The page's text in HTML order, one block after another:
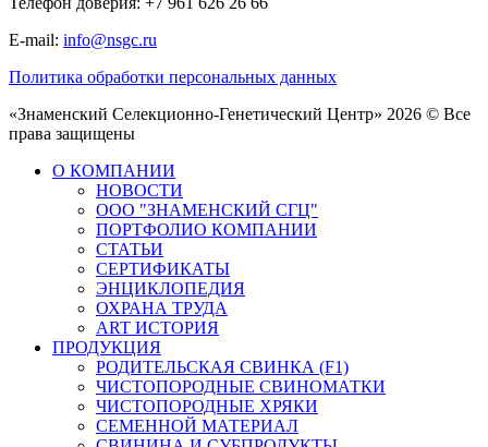
E-mail: info@nsgc.ru
Политика обработки персональных данных
«Знаменский Селекционно-Генетический Центр» 2026 © Все
права защищены
О КОМПАНИИ
НОВОСТИ
ООО "ЗНАМЕНСКИЙ СГЦ"
ПОРТФОЛИО КОМПАНИИ
СТАТЬИ
СЕРТИФИКАТЫ
ЭНЦИКЛОПЕДИЯ
ОХРАНА ТРУДА
ART ИСТОРИЯ
ПРОДУКЦИЯ
РОДИТЕЛЬСКАЯ СВИНКА (F1)
ЧИСТОПОРОДНЫЕ СВИНОМАТКИ
ЧИСТОПОРОДНЫЕ ХРЯКИ
СЕМЕННОЙ МАТЕРИАЛ